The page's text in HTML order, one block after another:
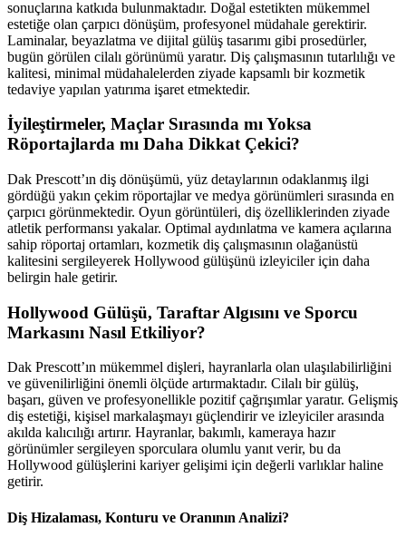
sonuçlarına katkıda bulunmaktadır. Doğal estetikten mükemmel
estetiğe olan çarpıcı dönüşüm, profesyonel müdahale gerektirir.
Laminalar, beyazlatma ve dijital gülüş tasarımı gibi prosedürler,
bugün görülen cilalı görünümü yaratır. Diş çalışmasının tutarlılığı ve
kalitesi, minimal müdahalelerden ziyade kapsamlı bir kozmetik
tedaviye yapılan yatırıma işaret etmektedir.
İyileştirmeler, Maçlar Sırasında mı Yoksa
Röportajlarda mı Daha Dikkat Çekici?
Dak Prescott’ın diş dönüşümü, yüz detaylarının odaklanmış ilgi
gördüğü yakın çekim röportajlar ve medya görünümleri sırasında en
çarpıcı görünmektedir. Oyun görüntüleri, diş özelliklerinden ziyade
atletik performansı yakalar. Optimal aydınlatma ve kamera açılarına
sahip röportaj ortamları, kozmetik diş çalışmasının olağanüstü
kalitesini sergileyerek Hollywood gülüşünü izleyiciler için daha
belirgin hale getirir.
Hollywood Gülüşü, Taraftar Algısını ve Sporcu
Markasını Nasıl Etkiliyor?
Dak Prescott’ın mükemmel dişleri, hayranlarla olan ulaşılabilirliğini
ve güvenilirliğini önemli ölçüde artırmaktadır. Cilalı bir gülüş,
başarı, güven ve profesyonellikle pozitif çağrışımlar yaratır. Gelişmiş
diş estetiği, kişisel markalaşmayı güçlendirir ve izleyiciler arasında
akılda kalıcılığı artırır. Hayranlar, bakımlı, kameraya hazır
görünümler sergileyen sporculara olumlu yanıt verir, bu da
Hollywood gülüşlerini kariyer gelişimi için değerli varlıklar haline
getirir.
Diş Hizalaması, Konturu ve Oranının Analizi?